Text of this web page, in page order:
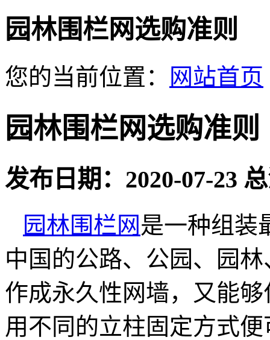
园林围栏网选购准则
您的当前位置： 网站首页
园林围栏网选购准则
发布日期：2020-07-23
园林围栏网是一种组装
中国的公路、公园、园
作成永久性网墙，又能
用不同的立柱固定方式